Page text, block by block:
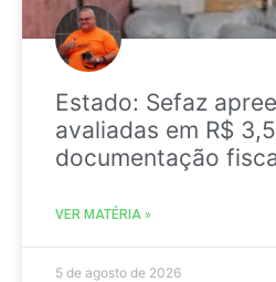
Estado: Sefaz
avaliadas em R$
documentação
VER MATÉRIA »
5 de agosto de 2026